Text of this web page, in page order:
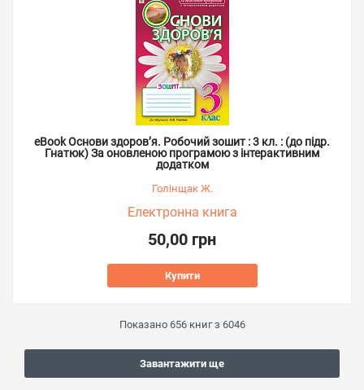
eBook Основи здоров’я. Робочий зошит : 3 кл. : (до підр.
Гнатюк) За оновленою програмою з інтерактивним
додатком
Голінщак Ж.
Електронна книга
50,00 грн
Купити
Показано 656книг з 6046
Завантажити ще